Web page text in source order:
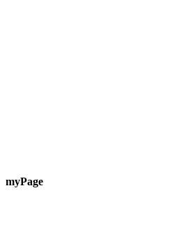
myPage